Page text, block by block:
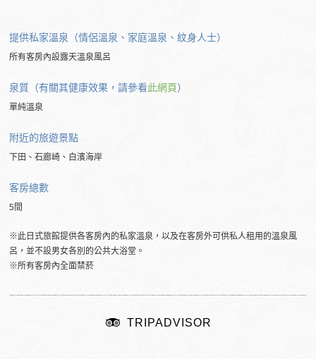
提供私家溫泉（情侶溫泉、家庭溫泉、紋身人士）
所有客房內設露天溫泉風呂
泉質（有關其健康效果，請參看此網頁）
單純溫泉
附近的旅遊景點
下田、石廊崎、白濱海岸
客房總數
5間
※此日式旅館提供各客房內的私家溫泉，以及在客房外可供私人租用的溫泉風
呂，並不設男女各別的公共大浴堂。
※所有客房內全面禁菸
TRIPADVISOR